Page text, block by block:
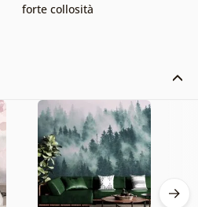
forte collosità